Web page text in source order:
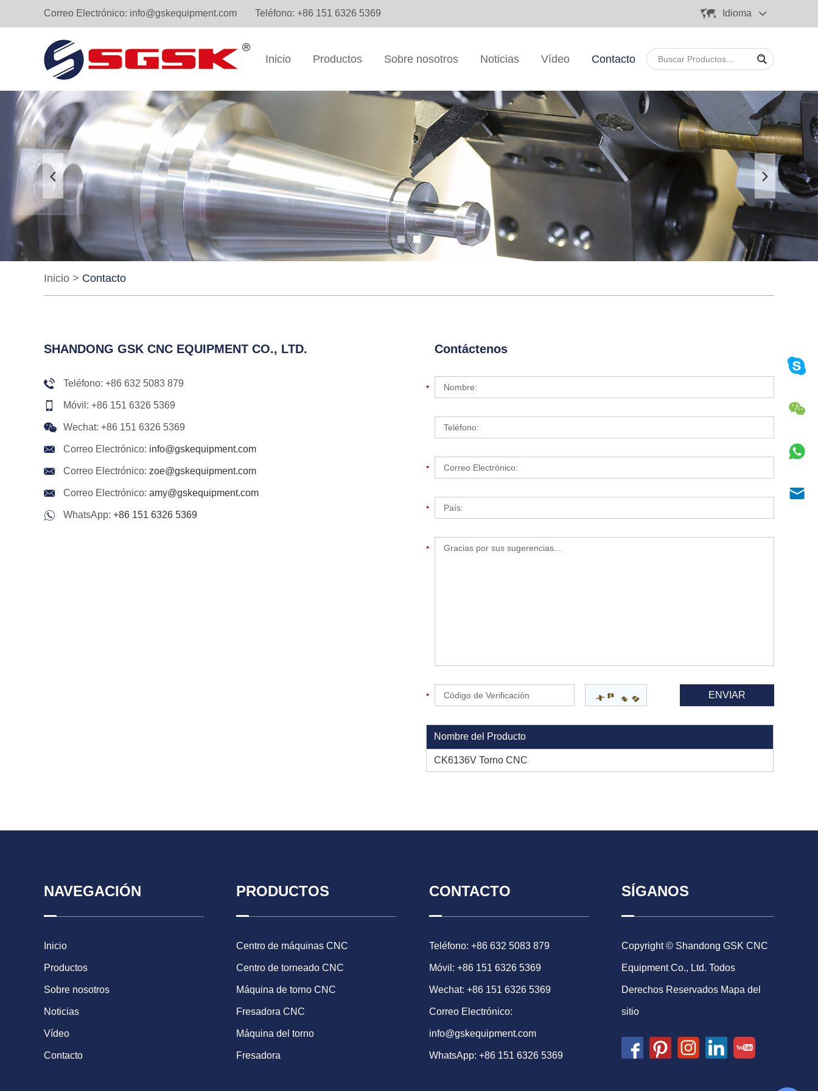
Correo Electrónico: info@gskequipment.com Teléfono: +86 151 6326 5369 Idioma
Inicio Productos Sobre nosotros Noticias Vídeo Contacto
Inicio > Contacto
SHANDONG GSK CNC EQUIPMENT CO., LTD.
Teléfono: +86 632 5083 879
Móvil: +86 151 6326 5369
Wechat: +86 151 6326 5369
Correo Electrónico: info@gskequipment.com
Correo Electrónico: zoe@gskequipment.com
Correo Electrónico: amy@gskequipment.com
WhatsApp: +86 151 6326 5369
Contáctenos
Nombre del Producto
CK6136V Torno CNC
NAVEGACIÓN
Inicio
Productos
Sobre nosotros
Noticias
Vídeo
Contacto
PRODUCTOS
Centro de máquinas CNC
Centro de torneado CNC
Máquina de torno CNC
Fresadora CNC
Máquina del torno
Fresadora
CONTACTO
Teléfono: +86 632 5083 879
Móvil: +86 151 6326 5369
Wechat: +86 151 6326 5369
Correo Electrónico:
info@gskequipment.com
WhatsApp: +86 151 6326 5369
SÍGANOS
Copyright © Shandong GSK CNC
Equipment Co., Ltd. Todos
Derechos Reservados Mapa del
sitio